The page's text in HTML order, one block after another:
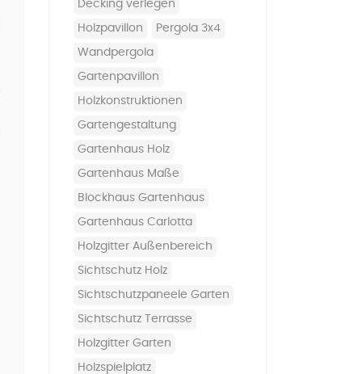
decking verlegen
holzpavillon pergola 3x4
wandpergola
gartenpavillon
holzkonstruktionen
gartengestaltung
Gartenhaus Holz
Gartenhaus Maße
Blockhaus Gartenhaus
Gartenhaus Carlotta
Holzgitter Außenbereich
Sichtschutz Holz
Sichtschutzpaneele Garten
Sichtschutz Terrasse
Holzgitter Garten
Holzspielplatz